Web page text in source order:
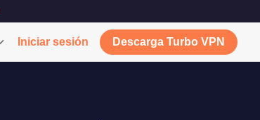
Iniciar sesión Descarga Turbo VPN